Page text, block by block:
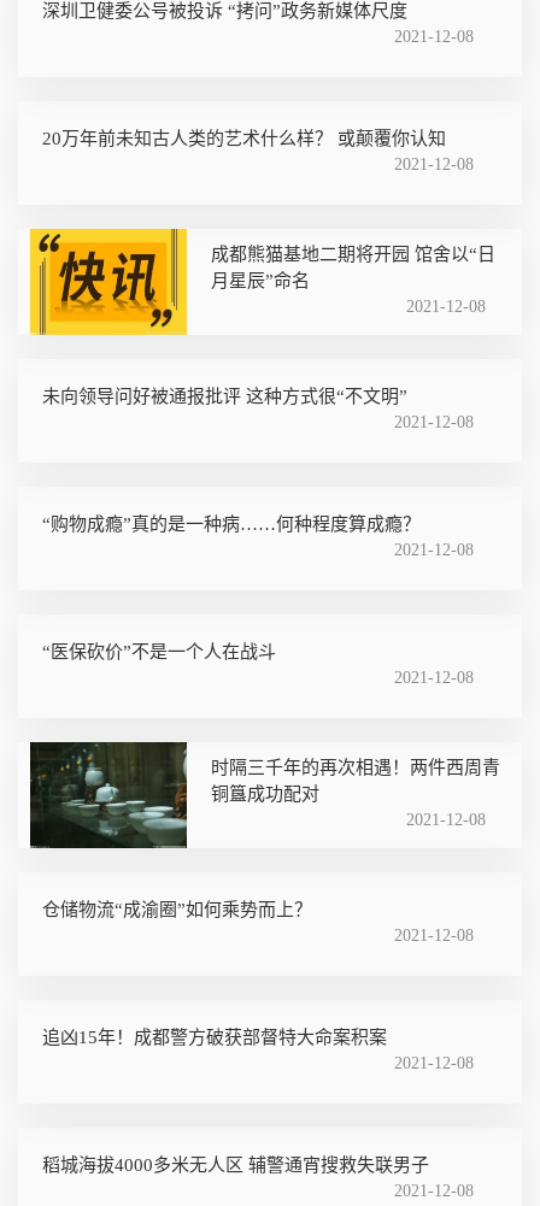
深圳卫健委公号被投诉 “拷问”政务新媒体尺度
2021-12-08
20万年前未知古人类的艺术什么样？ 或颠覆你认知
2021-12-08
成都熊猫基地二期将开园 馆舍以“日
月星辰”命名
2021-12-08
未向领导问好被通报批评 这种方式很“不文明”
2021-12-08
“购物成瘾”真的是一种病……何种程度算成瘾？
2021-12-08
“医保砍价”不是一个人在战斗
2021-12-08
时隔三千年的再次相遇！两件西周青
铜簋成功配对
2021-12-08
仓储物流“成渝圈”如何乘势而上？
2021-12-08
追凶15年！成都警方破获部督特大命案积案
2021-12-08
稻城海拔4000多米无人区 辅警通宵搜救失联男子
2021-12-08